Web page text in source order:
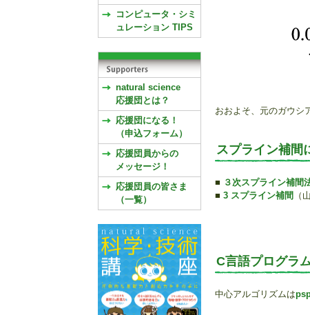
おおよそ、元のガウシ
スプライン補間
■ ３次スプライン補間
■ 3 スプライン補間 （
C言語プログラ
中心アルゴリズムは
コンピュータ・シミ
ュレーション TIPS
natural science
応援団とは？
応援団になる！
（申込フォーム）
応援団員からの
メッセージ！
応援団員の皆さま
（一覧）